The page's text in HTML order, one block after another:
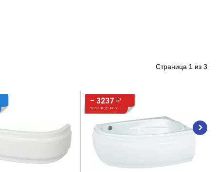
Страница 1 из 3
− 3237 ₽
ЧЕРЕЗ КОРЗИНУ